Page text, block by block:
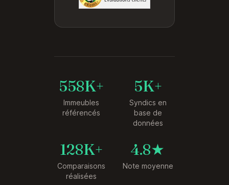
558K+
Immeubles
référencés
5K+
Syndics en
base de
données
128K+
Comparaisons
réalisées
4.8★
Note moyenne